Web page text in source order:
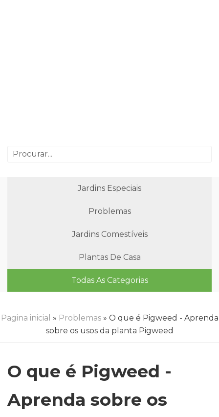
Jardins Especiais
Problemas
Jardins Comestíveis
Plantas De Casa
Todas As Categorias
Pagina inicial » Problemas» O que é Pigweed - Aprenda
sobre os usos da planta Pigweed
O que é Pigweed -
Aprenda sobre os